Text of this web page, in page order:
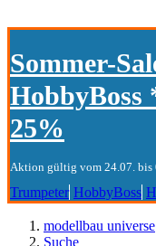
Sommer-
25%
Aktion gültig vom 24.07. bis
Trumpeter HobbyBoss
modellbau universe
Suche